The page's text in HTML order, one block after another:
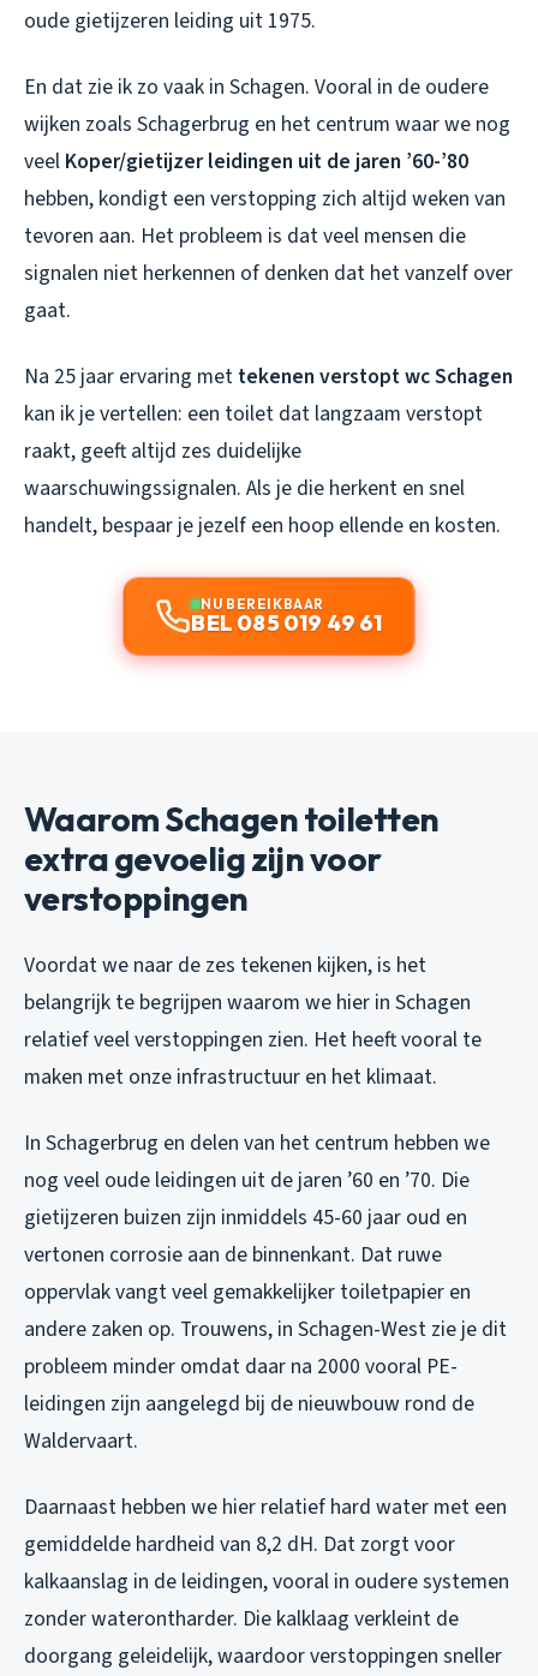
oude gietijzeren leiding uit 1975.
En dat zie ik zo vaak in Schagen. Vooral in de oudere
wijken zoals Schagerbrug en het centrum waar we nog
veel Koper/gietijzer leidingen uit de jaren ’60-’80
hebben, kondigt een verstopping zich altijd weken van
tevoren aan. Het probleem is dat veel mensen die
signalen niet herkennen of denken dat het vanzelf over
gaat.
Na 25 jaar ervaring met tekenen verstopt wc Schagen
kan ik je vertellen: een toilet dat langzaam verstopt
raakt, geeft altijd zes duidelijke
waarschuwingssignalen. Als je die herkent en snel
handelt, bespaar je jezelf een hoop ellende en kosten.
NU BEREIKBAAR
BEL 085 019 49 61
Waarom Schagen toiletten
extra gevoelig zijn voor
verstoppingen
Voordat we naar de zes tekenen kijken, is het
belangrijk te begrijpen waarom we hier in Schagen
relatief veel verstoppingen zien. Het heeft vooral te
maken met onze infrastructuur en het klimaat.
In Schagerbrug en delen van het centrum hebben we
nog veel oude leidingen uit de jaren ’60 en ’70. Die
gietijzeren buizen zijn inmiddels 45-60 jaar oud en
vertonen corrosie aan de binnenkant. Dat ruwe
oppervlak vangt veel gemakkelijker toiletpapier en
andere zaken op. Trouwens, in Schagen-West zie je dit
probleem minder omdat daar na 2000 vooral PE-
leidingen zijn aangelegd bij de nieuwbouw rond de
Waldervaart.
Daarnaast hebben we hier relatief hard water met een
gemiddelde hardheid van 8,2 dH. Dat zorgt voor
kalkaanslag in de leidingen, vooral in oudere systemen
zonder waterontharder. Die kalklaag verkleint de
doorgang geleidelijk, waardoor verstoppingen sneller